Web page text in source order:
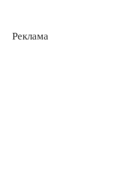
Реклама